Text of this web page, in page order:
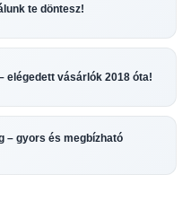
te döntesz!
elégedett vásárlók 2018 óta!
– gyors és megbízható